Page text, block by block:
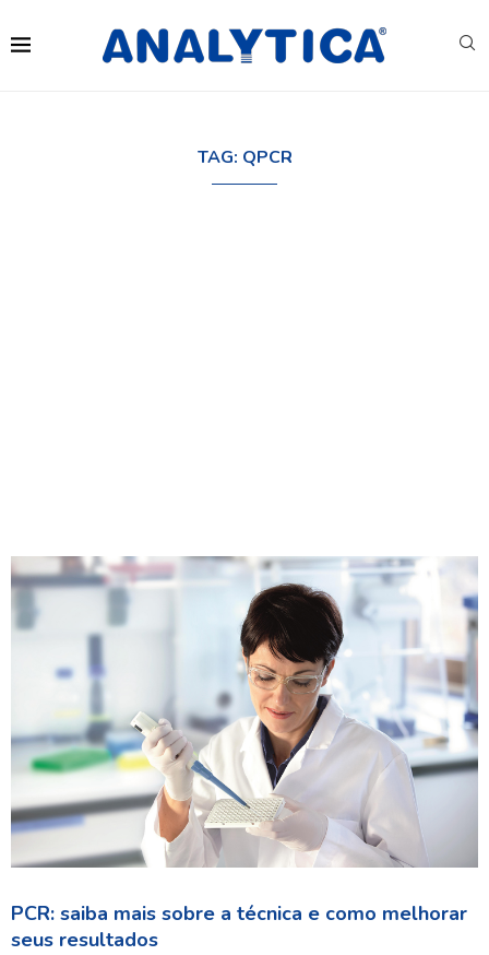
TAG: QPCR
PCR: saiba mais sobre a técnica e como melhorar
seus resultados